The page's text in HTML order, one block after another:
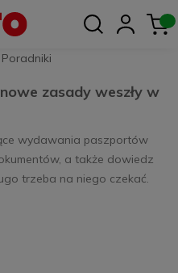
zasady weszły w
Poradniki
wydawania paszportów
a także dowiedz
trzeba na niego czekać.